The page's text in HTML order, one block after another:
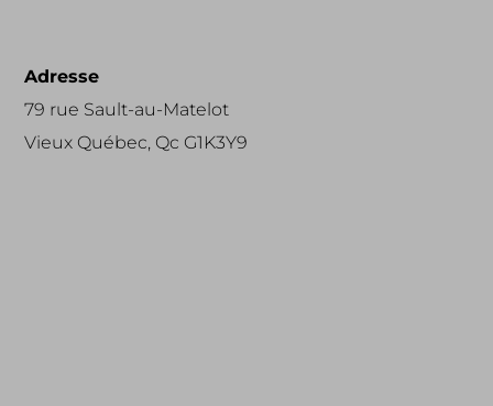
Adresse
79 rue Sault-au-Matelot
Vieux Québec, Qc G1K3Y9